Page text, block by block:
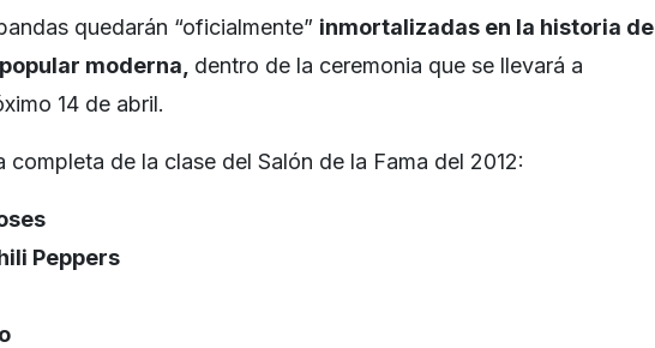
quedarán “oficialmente” inmortalizadas en la historia de
moderna, dentro de la ceremonia que se llevará a
14 de abril.
completa de la clase del Salón de la Fama del 2012:
Peppers